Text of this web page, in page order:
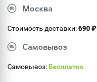
Москва
Стоимость доставки:690 ₽
Самовывоз
Самовывоз:Бесплатно